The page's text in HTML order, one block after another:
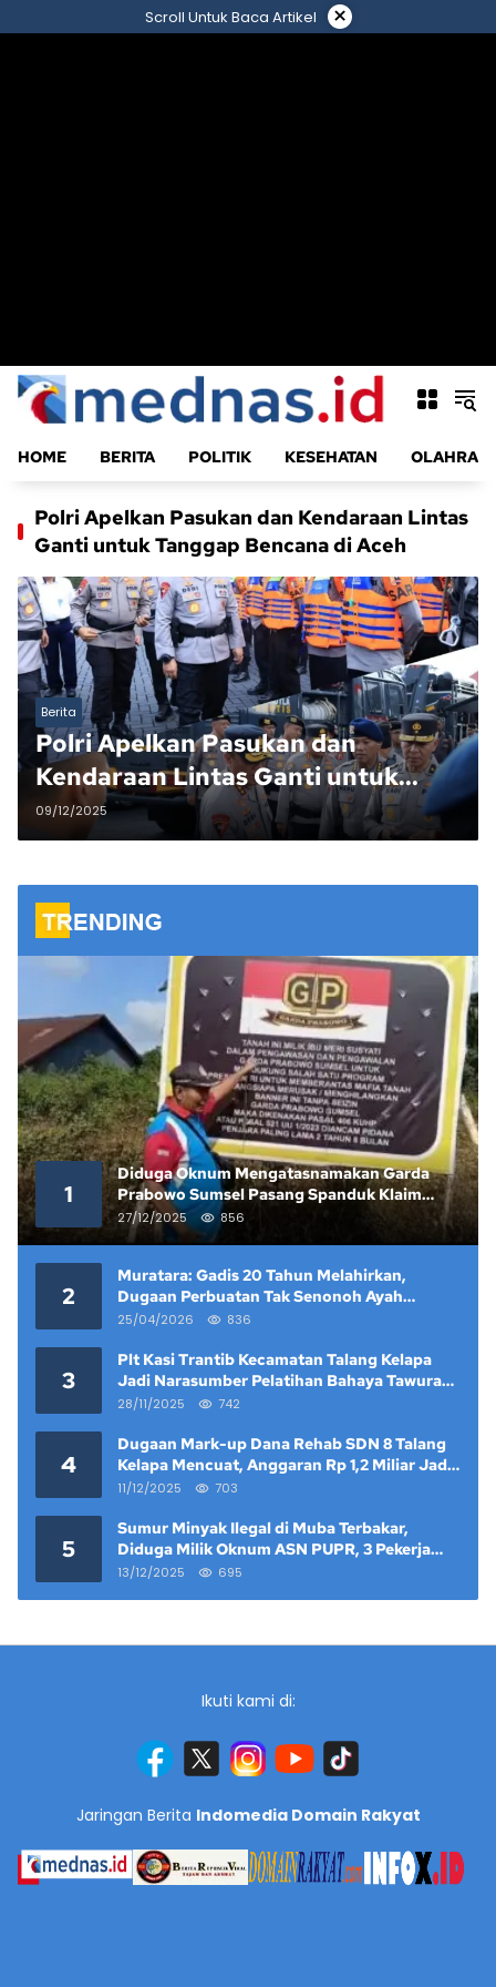
ke
Scroll Untuk Baca Artikel ×
HOME BERITA POLITIK KESEHATAN
Polri Apelkan Pasukan dan Kendaraan Lintas
Ganti untuk Tanggap Bencana di Aceh
Berita
Polri Apelkan Pasukan dan
Kendaraan Lintas Ganti untuk
Tanggap Bencana di Aceh, Sumut,
dan Sumbar.
09/12/2025
1
Diduga Oknum Mengatasnamakan Garda
Prabowo Sumsel Pasang Spanduk Klaim
Lahan yang Telah Diputus Pengadilan
27/12/2025 856
2
Muratara: Gadis 20 Tahun Melahirkan,
Dugaan Perbuatan Tak Senonoh Ayah
Kandung Mencuat
25/04/2026 836
3
Plt Kasi Trantib Kecamatan Talang Kelapa
Jadi Narasumber Pelatihan Bahaya Tawuran
dan Narkoba di Keramat Raya
28/11/2025 742
4
Dugaan Mark-up Dana Rehab SDN 8 Talang
Kelapa Mencuat, Anggaran Rp 1,2 Miliar Jadi
Sorotan
11/12/2025 703
5
Sumur Minyak Ilegal di Muba Terbakar,
Diduga Milik Oknum ASN PUPR, 3 Pekerja
Tewas
13/12/2025 695
Ikuti kami di:
Jaringan Berita Indomedia Domain Rakyat